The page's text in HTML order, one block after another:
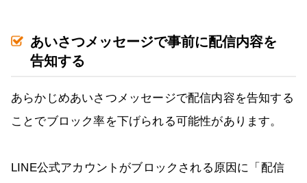
あいさつメッセージで事前に配信内容を
告知する
あらかじめあいさつメッセージで配信内容を告知する
ことでブロック率を下げられる可能性があります。
LINE公式アカウントがブロックされる原因に「配信